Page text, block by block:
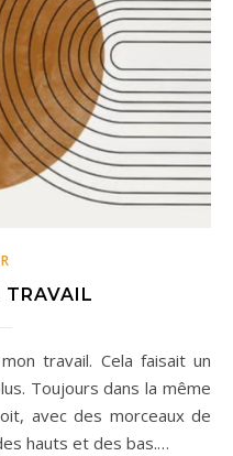
TRAVAIL
Toujours dans la même
avec des morceaux de
hauts et des bas.…